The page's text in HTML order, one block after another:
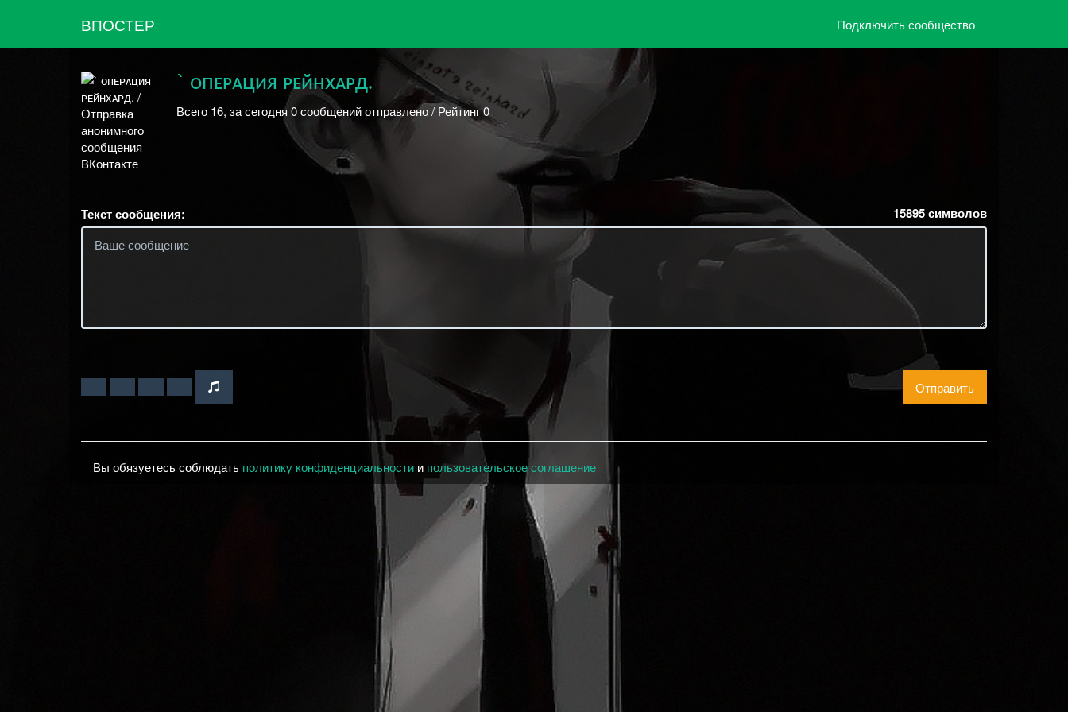
ВПОСТЕР Подключить сообщество
` ᴏпᴇᴘᴀция ᴘᴇйʜxᴀᴘд.
Всего 16, за сегодня 0 сообщений отправлено / Рейтинг 0
Текст сообщения: 15895символов
Отправить
Вы обязуетесь соблюдать политику конфиденциальности и пользовательское соглашение